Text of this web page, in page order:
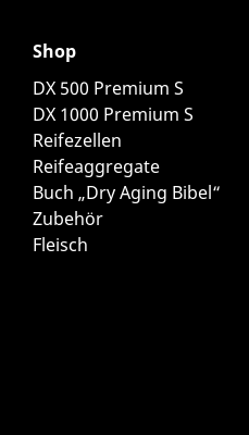
Shop
DX 500 Premium S
DX 1000 Premium S
Reifezellen
Reifeaggregate
Buch „Dry Aging Bibel“
Zubehör
Fleisch